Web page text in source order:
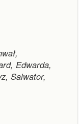
Edwarda,
Salwator,